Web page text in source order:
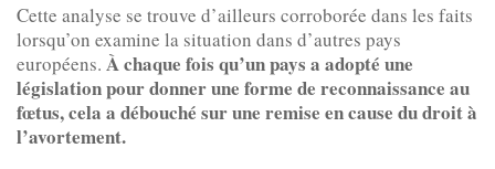
Cette analyse se trouve d’ailleurs corroborée dans les faits
lorsqu’on examine la situation dans d’autres pays
européens. À chaque fois qu’un pays a adopté une
législation pour donner une forme de reconnaissance au
fœtus, cela a débouché sur une remise en cause du droit à
l’avortement.